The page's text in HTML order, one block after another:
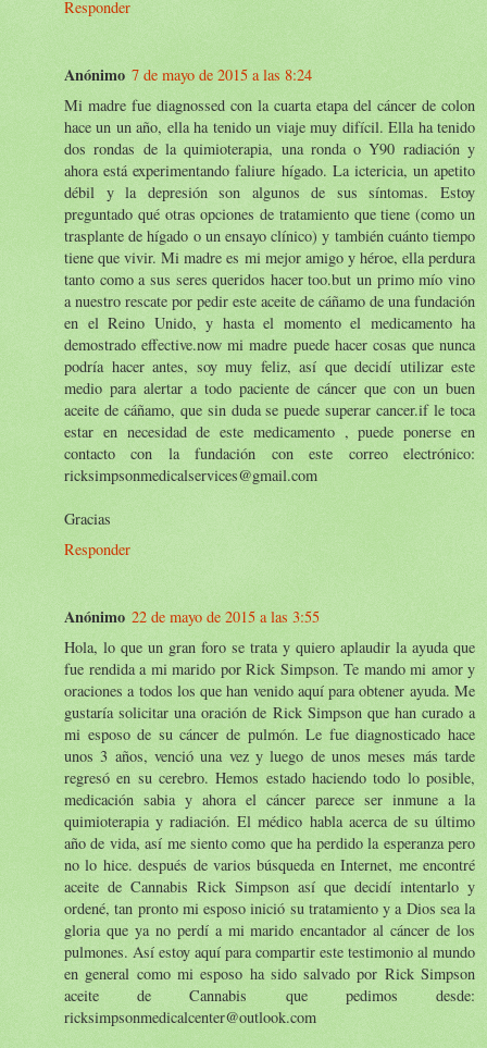
Responder
Anónimo 7 de mayo de 2015 a las 8:24
Mi madre fue diagnossed con la cuarta etapa del cáncer de colon
hace un un año, ella ha tenido un viaje muy difícil. Ella ha tenido
dos rondas de la quimioterapia, una ronda o Y90 radiación y
ahora está experimentando faliure hígado. La ictericia, un apetito
débil y la depresión son algunos de sus síntomas. Estoy
preguntado qué otras opciones de tratamiento que tiene (como un
trasplante de hígado o un ensayo clínico) y también cuánto tiempo
tiene que vivir. Mi madre es mi mejor amigo y héroe, ella perdura
tanto como a sus seres queridos hacer too.but un primo mío vino
a nuestro rescate por pedir este aceite de cáñamo de una fundación
en el Reino Unido, y hasta el momento el medicamento ha
demostrado effective.now mi madre puede hacer cosas que nunca
podría hacer antes, soy muy feliz, así que decidí utilizar este
medio para alertar a todo paciente de cáncer que con un buen
aceite de cáñamo, que sin duda se puede superar cancer.if le toca
estar en necesidad de este medicamento , puede ponerse en
contacto con la fundación con este correo electrónico:
ricksimpsonmedicalservices@gmail.com
Gracias
Responder
Anónimo 22 de mayo de 2015 a las 3:55
Hola, lo que un gran foro se trata y quiero aplaudir la ayuda que
fue rendida a mi marido por Rick Simpson. Te mando mi amor y
oraciones a todos los que han venido aquí para obtener ayuda. Me
gustaría solicitar una oración de Rick Simpson que han curado a
mi esposo de su cáncer de pulmón. Le fue diagnosticado hace
unos 3 años, venció una vez y luego de unos meses más tarde
regresó en su cerebro. Hemos estado haciendo todo lo posible,
medicación sabia y ahora el cáncer parece ser inmune a la
quimioterapia y radiación. El médico habla acerca de su último
año de vida, así me siento como que ha perdido la esperanza pero
no lo hice. después de varios búsqueda en Internet, me encontré
aceite de Cannabis Rick Simpson así que decidí intentarlo y
ordené, tan pronto mi esposo inició su tratamiento y a Dios sea la
gloria que ya no perdí a mi marido encantador al cáncer de los
pulmones. Así estoy aquí para compartir este testimonio al mundo
en general como mi esposo ha sido salvado por Rick Simpson
aceite de Cannabis que pedimos desde:
ricksimpsonmedicalcenter@outlook.com